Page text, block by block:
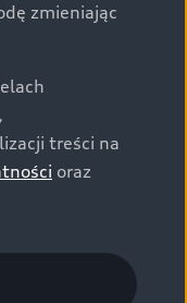
Partnerem Marki
marki Audi
pod
wymagania
z
wydanymi wg
wszystkim
sieci
zmieniając
treści na
oraz